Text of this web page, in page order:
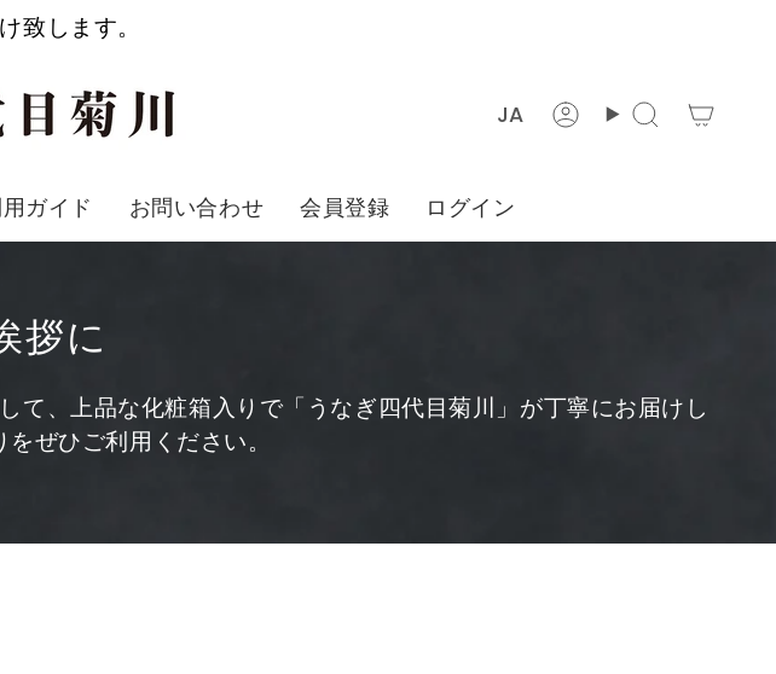
致します。
言
JA
ア
検
ガイド お問い合わせ 会員登録 ログイン
拶に
、上品な化粧箱入りで「うなぎ四代目菊川」が丁寧にお届けし
ぜひご利用ください。